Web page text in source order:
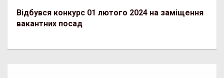
Відбувся конкурс 01 лютого 2024 на заміщення
вакантних посад